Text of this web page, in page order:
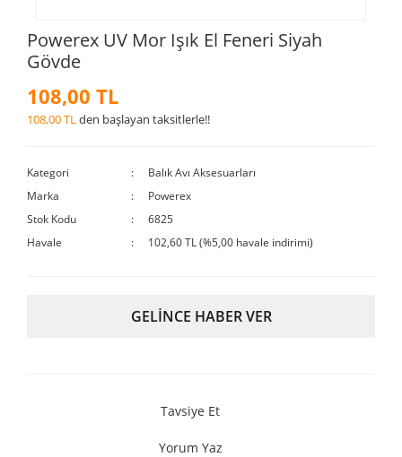
Powerex UV Mor Işık El Feneri Siyah
Gövde
108,00 TL
108,00 TLden başlayan taksitlerle!!
Kategori
Balık Avı Aksesuarları
Marka
Powerex
Stok Kodu
6825
Havale
102,60 TL (%5,00 havale indirimi)
GELİNCE HABER VER
Tavsiye Et
Yorum Yaz